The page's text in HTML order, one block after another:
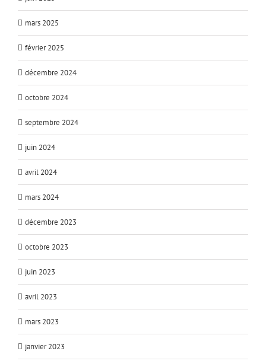
mars 2025
février 2025
décembre 2024
octobre 2024
septembre 2024
juin 2024
avril 2024
mars 2024
décembre 2023
octobre 2023
juin 2023
avril 2023
mars 2023
janvier 2023